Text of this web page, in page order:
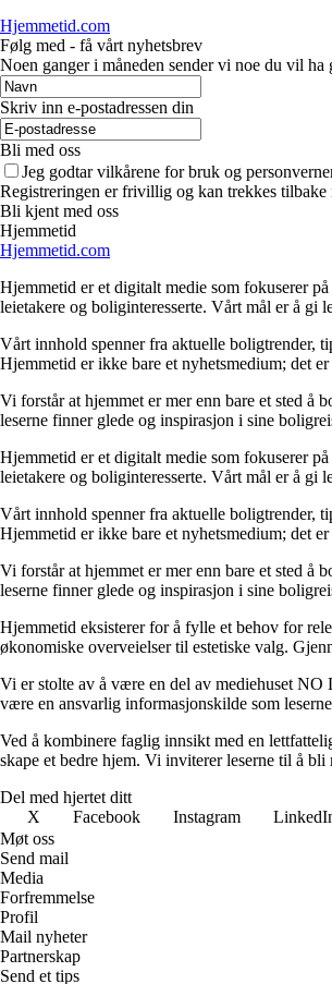
Hjemmetid.com
Følg med - få vårt nyhetsbrev
Noen ganger i måneden sender vi noe du vil ha
Skriv inn e-postadressen din
Bli med oss
Jeg godtar vilkårene for bruk og
Registreringen er frivillig og kan trekkes
Bli kjent med oss
Hjemmetid
Hjemmetid.com
Hjemmetid er et digitalt medie som fokuserer
leietakere og boliginteresserte. Vårt mål er å gi
Vårt innhold spenner fra aktuelle boligtrender,
Hjemmetid er ikke bare et nyhetsmedium; det
Vi forstår at hjemmet er mer enn bare et sted å
leserne finner glede og inspirasjon i sine
Hjemmetid er et digitalt medie som fokuserer
leietakere og boliginteresserte. Vårt mål er å gi
Vårt innhold spenner fra aktuelle boligtrender,
Hjemmetid er ikke bare et nyhetsmedium; det
Vi forstår at hjemmet er mer enn bare et sted å
leserne finner glede og inspirasjon i sine
Hjemmetid eksisterer for å fylle et behov for
økonomiske overveielser til estetiske valg.
Vi er stolte av å være en del av mediehuset
være en ansvarlig informasjonskilde som
Ved å kombinere faglig innsikt med en
skape et bedre hjem. Vi inviterer leserne til å
Del med hjertet ditt
X
Facebook Instagram
Møt oss
Send mail
Media
Forfremmelse
Profil
Mail nyheter
Partnerskap
Send et tips